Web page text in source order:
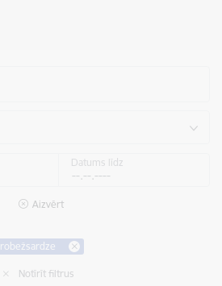
Datums līdz
Aizvērt
robežsardze
Notīrīt filtrus